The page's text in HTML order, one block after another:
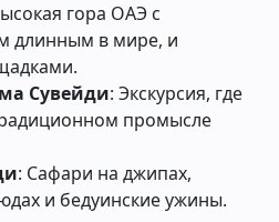
гора ОАЭ с
длинным в мире, и
Сувейди: Экскурсия, где
промысле
: Сафари на джипах,
и бедуинские ужины.